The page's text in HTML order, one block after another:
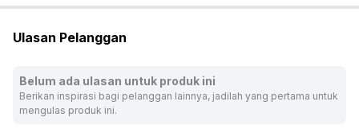
Material: fabric
Dimensi produk: 18 cm x 10 cm x 16 cm
Dimensi Kemasan: 30.0 x 10.0 x 27.0
Berat:0.15kg
SKU:10631061
Ulasan Pelanggan
Belum ada ulasan untuk produk ini
Berikan inspirasi bagi pelanggan lainnya, jadilah yang pertama untuk
mengulas produk ini.